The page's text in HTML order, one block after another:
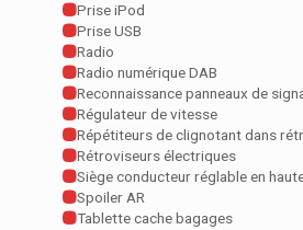
Prise iPod
Prise USB
Radio
Radio numérique DAB
Reconnaissance panneaux de
Régulateur de vitesse
Répétiteurs de clignotant dans
Rétroviseurs électriques
Siège conducteur réglable en
Spoiler AR
Tablette cache bagages